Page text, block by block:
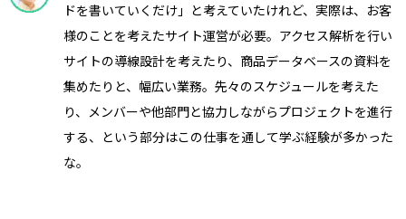
ドを書いていくだけ」と考えていたけれど、実際は、お客
様のことを考えたサイト運営が必要。アクセス解析を行い
サイトの導線設計を考えたり、商品データベースの資料を
集めたりと、幅広い業務。先々のスケジュールを考えた
り、メンバーや他部門と協力しながらプロジェクトを進行
する、という部分はこの仕事を通して学ぶ経験が多かった
な。